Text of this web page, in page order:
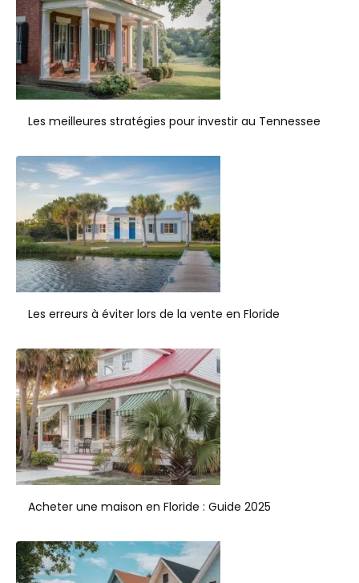
Les meilleures stratégies pour investir au Tennessee
Les erreurs à éviter lors de la vente en Floride
Acheter une maison en Floride : Guide 2025